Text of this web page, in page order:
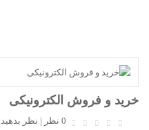
خرید و فروش الکترونیکی
0 نظر | نظر بدهید